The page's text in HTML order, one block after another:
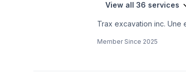
View all 36 services
Trax excavation inc. Une
agrégats et plus. Service
Member Since 2025